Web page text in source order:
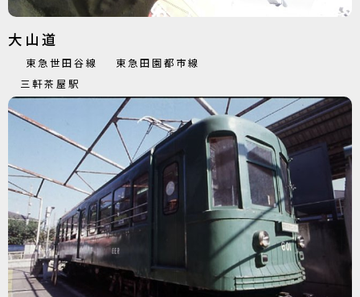
大山道
東急世田谷線
東急田園都市線
三軒茶屋駅